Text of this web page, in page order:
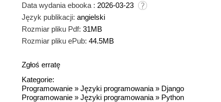
Data wydania ebooka : 2026-03-23
Język publikacji: angielski
Rozmiar pliku Pdf: 31MB
Rozmiar pliku ePub: 44.5MB
Zgłoś erratę
Kategorie:
Programowanie » Języki programowania » Django
Programowanie » Języki programowania » Python